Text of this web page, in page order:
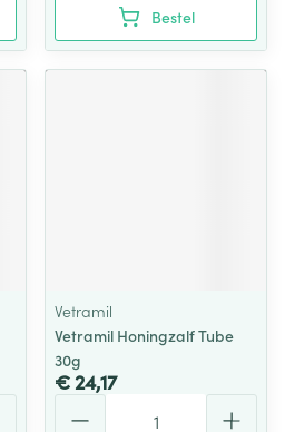
Bestel
Vetramil
Vetramil Honingzalf Tube
30g
€ 24,17